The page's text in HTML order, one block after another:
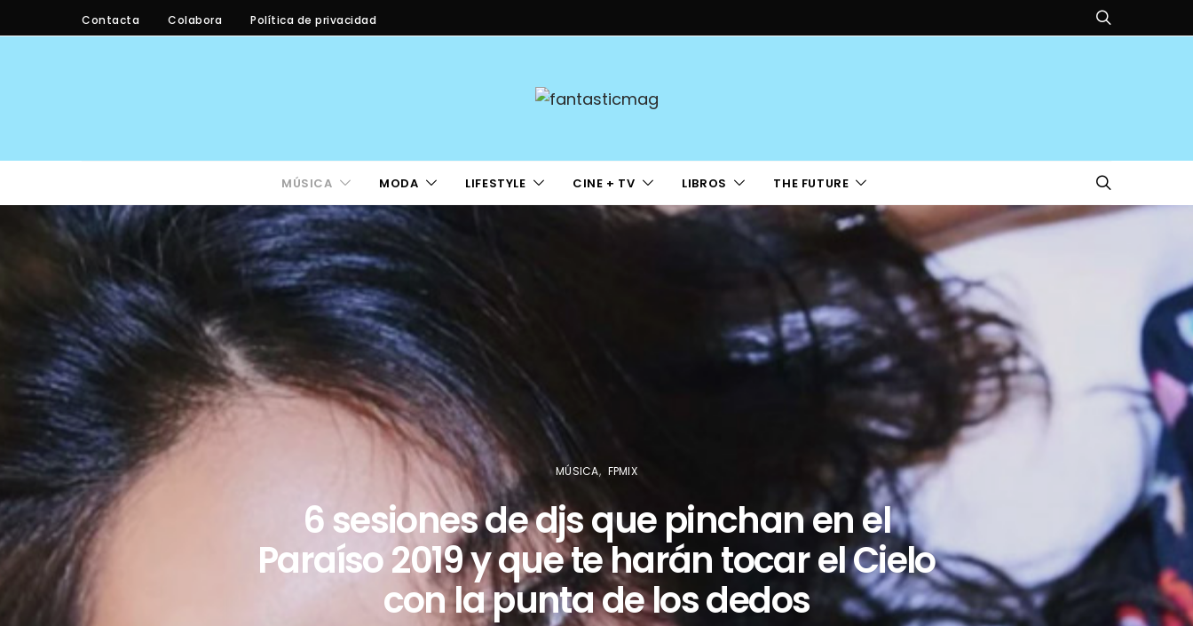
Contacta Colabora Política de privacidad
MÚSICA MODA LIFESTYLE CINE + TV LIBROS THE FUTURE
MÚSICA FPMIX
6 sesiones de djs que pinchan en el
Paraíso 2019 y que te harán tocar el Cielo
con la punta de los dedos